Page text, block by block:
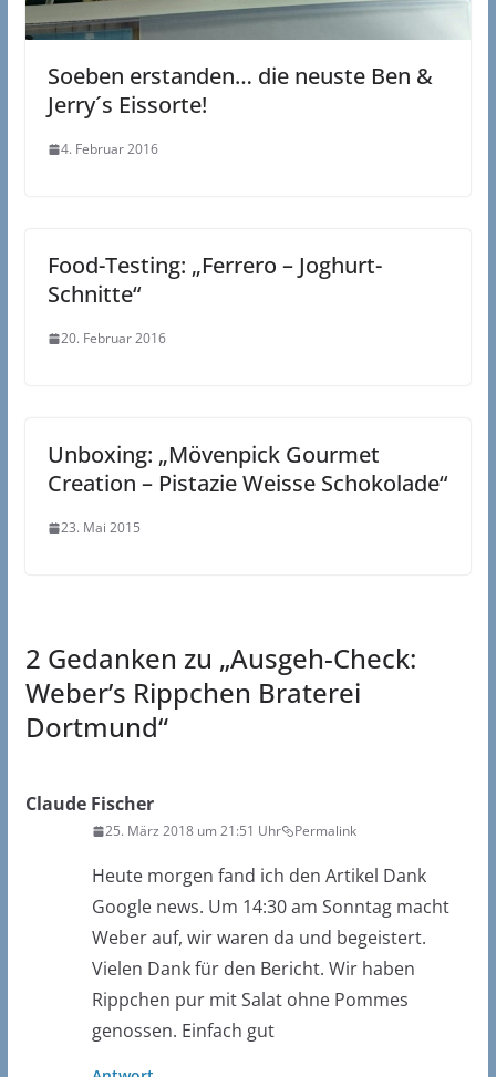
Soeben erstanden… die neuste Ben &
Jerry´s Eissorte!
4. Februar 2016
Food-Testing: „Ferrero – Joghurt-
Schnitte“
20. Februar 2016
Unboxing: „Mövenpick Gourmet
Creation – Pistazie Weisse Schokolade“
23. Mai 2015
2 Gedanken zu „Ausgeh-Check:
Weber’s Rippchen Braterei
Dortmund“
Claude Fischer
25. März 2018 um 21:51 Uhr Permalink
Heute morgen fand ich den Artikel Dank
Google news. Um 14:30 am Sonntag macht
Weber auf, wir waren da und begeistert.
Vielen Dank für den Bericht. Wir haben
Rippchen pur mit Salat ohne Pommes
genossen. Einfach gut